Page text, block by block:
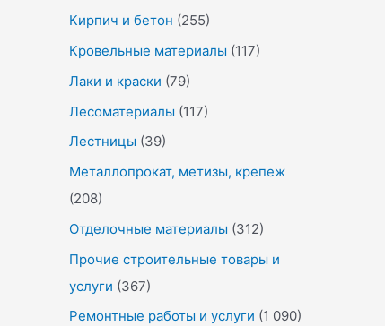
Кирпич и бетон (255)
Кровельные материалы (117)
Лаки и краски (79)
Лесоматериалы (117)
Лестницы (39)
Металлопрокат, метизы, крепеж
(208)
Отделочные материалы (312)
Прочие строительные товары и
услуги (367)
Ремонтные работы и услуги (1 090)